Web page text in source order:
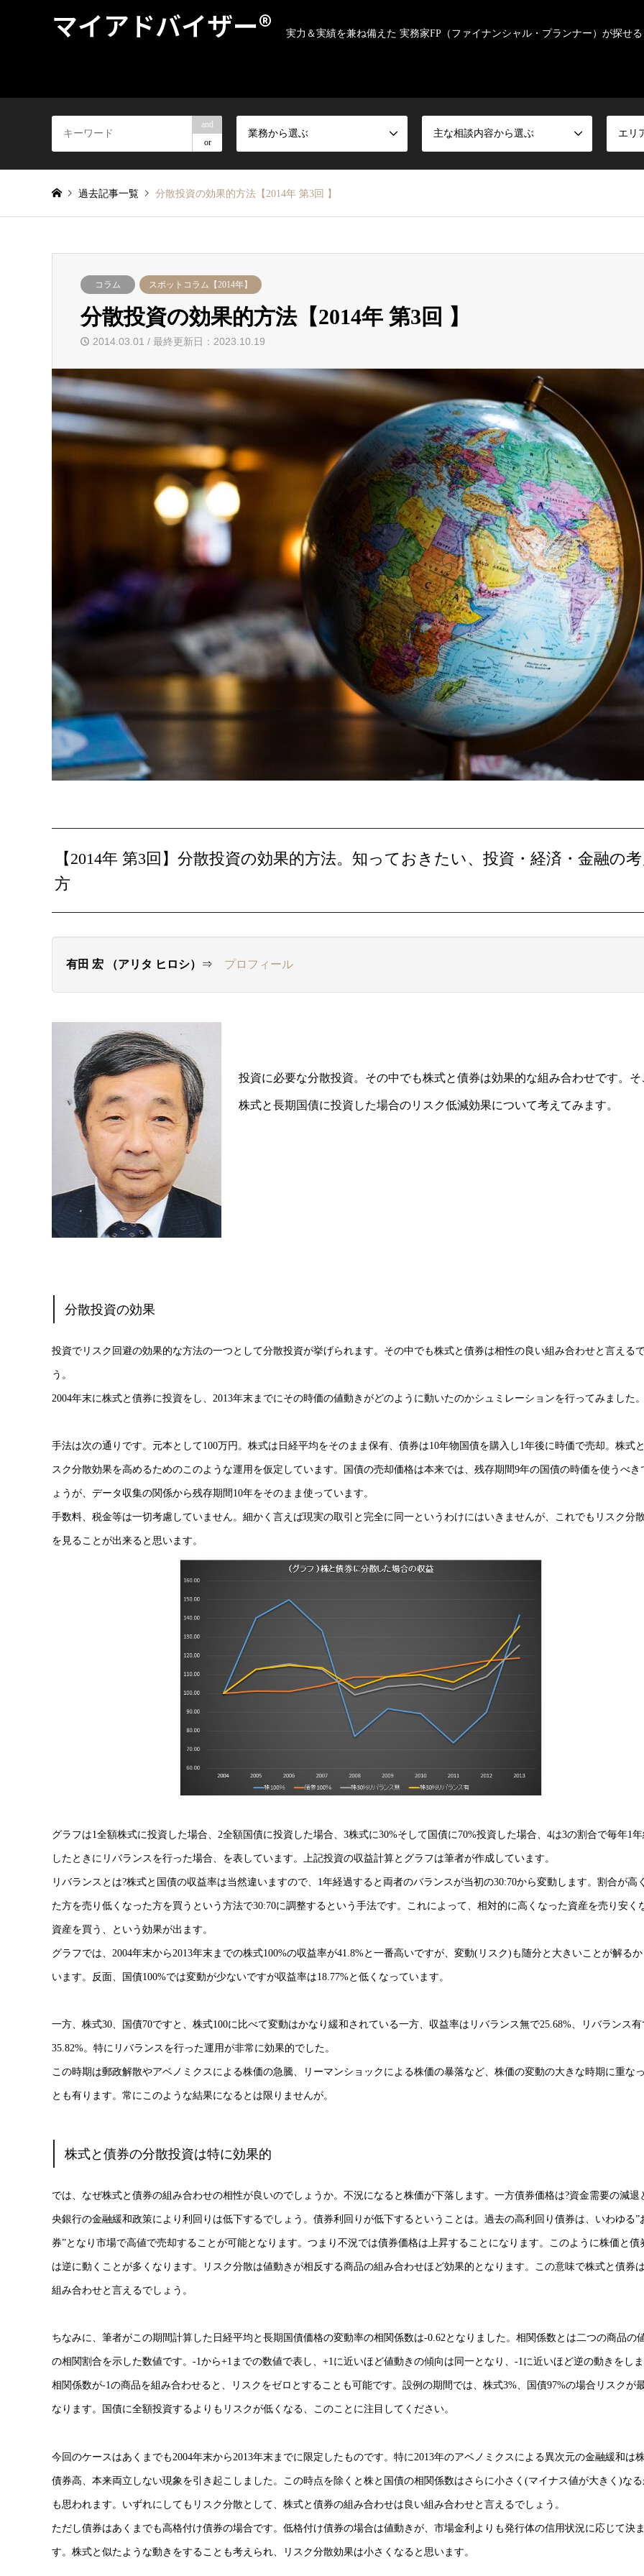
マイアドバイザー® 実力＆実績を兼ね備えた 実務家FP（ファイナンシャル・プランナー）が探せ
and
or
業務から選ぶ 主な相談内容から選ぶ エリ
過去記事一覧 分散投資の効果的方法【2014年 第3回 】
コラム スポットコラム【2014年】
分散投資の効果的方法【2014年 第3回 】
2014.03.01 / 最終更新日：2023.10.19
【2014年 第3回】分散投資の効果的方法。知っておきたい、投資・経済・金融の
方
有田 宏 （アリタ ヒロシ） ⇒ プロフィール
投資に必要な分散投資。その中でも株式と債券は効果的な組み合わせです。そ
株式と長期国債に投資した場合のリスク低減効果について考えてみます。
分散投資の効果
投資でリスク回避の効果的な方法の一つとして分散投資が挙げられます。その中でも株式と債券は相性の良い組み合わせと言える
う。
2004年末に株式と債券に投資をし、2013年末までにその時価の値動きがどのように動いたのかシュミレーションを行ってみました
手法は次の通りです。元本として100万円。株式は日経平均をそのまま保有、債券は10年物国債を購入し1年後に時価で売却。株式
スク分散効果を高めるためのこのような運用を仮定しています。国債の売却価格は本来では、残存期間9年の国債の時価を使うべき
ょうが、データ収集の関係から残存期間10年をそのまま使っています。
手数料、税金等は一切考慮していません。細かく言えば現実の取引と完全に同一というわけにはいきませんが、これでもリスク分
を見ることが出来ると思います。
グラフは1全額株式に投資した場合、2全額国債に投資した場合、3株式に30%そして国債に70%投資した場合、4は3の割合で毎年1
したときにリバランスを行った場合、を表しています。上記投資の収益計算とグラフは筆者が作成しています。
リバランスとは?株式と国債の収益率は当然違いますので、1年経過すると両者のバランスが当初の30:70から変動します。割合が高
た方を売り低くなった方を買うという方法で30:70に調整するという手法です。これによって、相対的に高くなった資産を売り安く
資産を買う、という効果が出ます。
グラフでは、2004年末から2013年末までの株式100%の収益率が41.8%と一番高いですが、変動(リスク)も随分と大きいことが解る
います。反面、国債100%では変動が少ないですが収益率は18.77%と低くなっています。
一方、株式30、国債70ですと、株式100に比べて変動はかなり緩和されている一方、収益率はリバランス無で25.68%、リバランス有
35.82%。特にリバランスを行った運用が非常に効果的でした。
この時期は郵政解散やアベノミクスによる株価の急騰、リーマンショックによる株価の暴落など、株価の変動の大きな時期に重な
とも有ります。常にこのような結果になるとは限りませんが。
株式と債券の分散投資は特に効果的
では、なぜ株式と債券の組み合わせの相性が良いのでしょうか。不況になると株価が下落します。一方債券価格は?資金需要の減退
央銀行の金融緩和政策により利回りは低下するでしょう。債券利回りが低下するということは。過去の高利回り債券は、いわゆる”
券”となり市場で高値で売却することが可能となります。つまり不況では債券価格は上昇することになります。このように株価と債
は逆に動くことが多くなります。リスク分散は値動きが相反する商品の組み合わせほど効果的となります。この意味で株式と債券
組み合わせと言えるでしょう。
ちなみに、筆者がこの期間計算した日経平均と長期国債価格の変動率の相関係数は-0.62となりました。相関係数とは二つの商品の
の相関割合を示した数値です。-1から+1までの数値で表し、+1に近いほど値動きの傾向は同一となり、-1に近いほど逆の動きをし
相関係数が-1の商品を組み合わせると、リスクをゼロとすることも可能です。設例の期間では、株式3%、国債97%の場合リスクが
なります。国債に全額投資するよりもリスクが低くなる、このことに注目してください。
今回のケースはあくまでも2004年末から2013年末までに限定したものです。特に2013年のアベノミクスによる異次元の金融緩和は
債券高、本来両立しない現象を引き起こしました。この時点を除くと株と国債の相関係数はさらに小さく(マイナス値が大きく)な
も思われます。いずれにしてもリスク分散として、株式と債券の組み合わせは良い組み合わせと言えるでしょう。
ただし債券はあくまでも高格付け債券の場合です。低格付け債券の場合は値動きが、市場金利よりも発行体の信用状況に応じて決
す。株式と似たような動きをすることも考えられ、リスク分散効果は小さくなると思います。